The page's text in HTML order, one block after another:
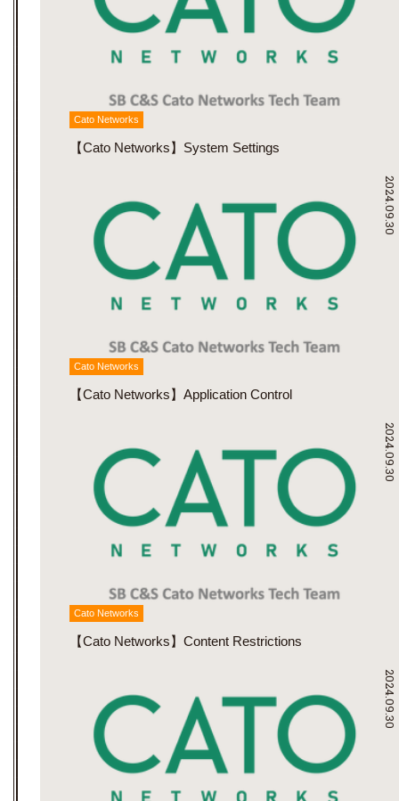
Cato Networks
【Cato Networks】System Settings
2024.09.30
Cato Networks
【Cato Networks】Application Control
2024.09.30
Cato Networks
【Cato Networks】Content Restrictions
2024.09.30